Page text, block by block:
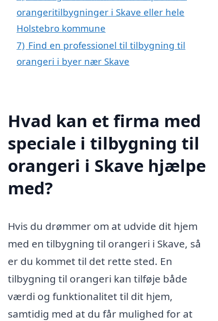
orangeritilbygninger i Skave eller hele
Holstebro kommune
7) Find en professionel til tilbygning til
orangeri i byer nær Skave
Hvad kan et firma med
speciale i tilbygning til
orangeri i Skave hjælpe
med?
Hvis du drømmer om at udvide dit hjem
med en tilbygning til orangeri i Skave, så
er du kommet til det rette sted. En
tilbygning til orangeri kan tilføje både
værdi og funktionalitet til dit hjem,
samtidig med at du får mulighed for at